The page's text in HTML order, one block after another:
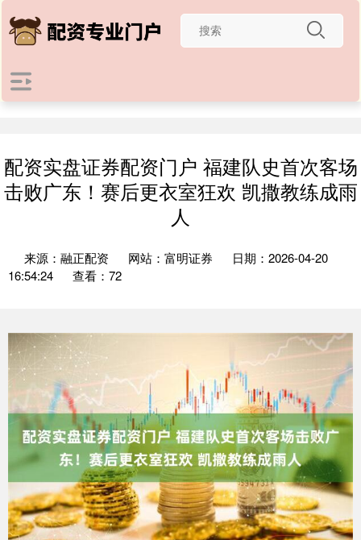
配资实盘证券配资门户 福建队史首次客场
击败广东！赛后更衣室狂欢 凯撒教练成雨
人
来源：融正配资 网站：富明证券
日期：2026-04-20
16:54:24
查看：72